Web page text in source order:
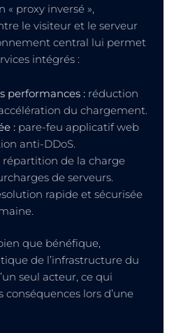
« proxy inversé »,
le visiteur et le serveur
central lui permet
intégrés :
performances : réduction
du chargement.
: pare-feu applicatif web
anti-DDoS.
répartition de la charge
de serveurs.
rapide et sécurisée
que bénéfique,
de l’infrastructure du
seul acteur, ce qui
lors d’une